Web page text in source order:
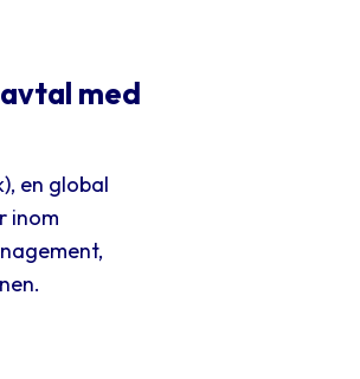
med
en global
inom